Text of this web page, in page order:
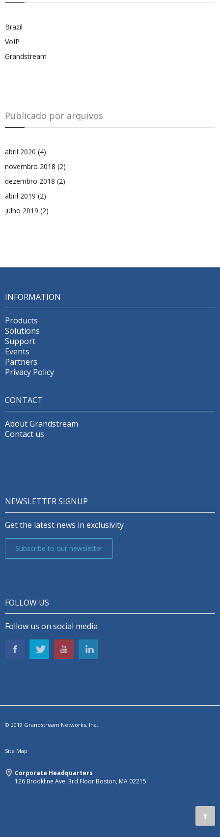
Brazil
VoIP
Grandstream
Publicado por arquivos
abril 2020 (4)
novembro 2018 (2)
dezembro 2018 (2)
abril 2019 (2)
julho 2019 (2)
INFORMATION
Products
Solutions
Support
Events
Partners
Privacy Policy
CONTACT
About Grandstream
Contact us
NEWSLETTER SIGNUP
Get the latest news in exclusivity
Subscribe to our newsletter
FOLLOW US
Follow us on social media
© 2019 Grandstream Networks, Inc.
Site Map
Corporate Headquarters
126 Brookline Ave, 3rd Floor Boston, MA 02215